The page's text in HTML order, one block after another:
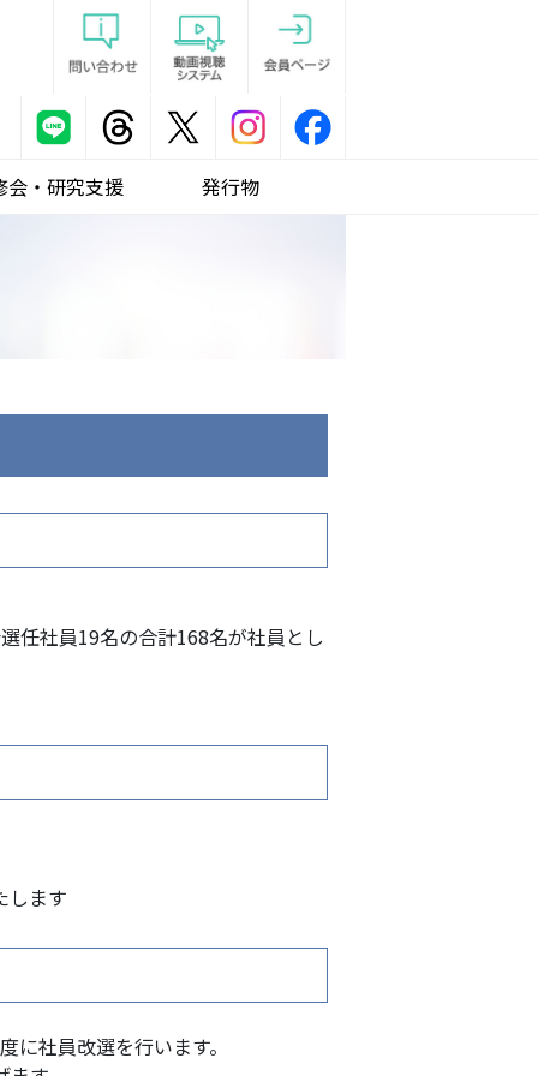
会・研究支援 発行物
任社員19名の合計168名が社員とし
します
社員改選を行います。